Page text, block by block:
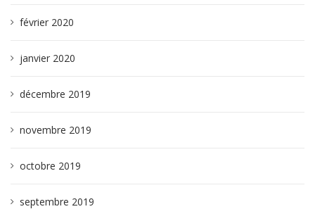
février 2020
janvier 2020
décembre 2019
novembre 2019
octobre 2019
septembre 2019